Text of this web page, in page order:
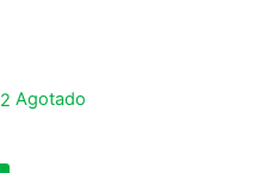
Agotado